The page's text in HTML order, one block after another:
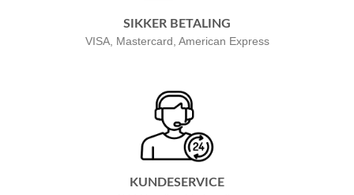
SIKKER BETALING
VISA, Mastercard, American Express
KUNDESERVICE